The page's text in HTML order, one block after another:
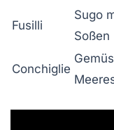
Fusilli
Sugo
Soßen
Conchiglie